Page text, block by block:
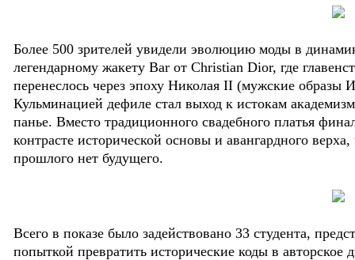
Более 500 зрителей увидели эволюцию моды в
легендарному жакету Bar от Christian Dior, где
перенеслось через эпоху Николая II (мужские
Кульминацией дефиле стал выход к истокам
панье. Вместо традиционного свадебного платья
контрасте исторической основы и авангардного
прошлого нет будущего.
Всего в показе было задействовано 33 студента,
попыткой превратить исторические коды в